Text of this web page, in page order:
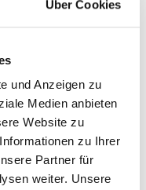
Über Cookies
und Anzeigen zu
Medien anbieten
Website zu
zu Ihrer
Partner für
weiter. Unsere